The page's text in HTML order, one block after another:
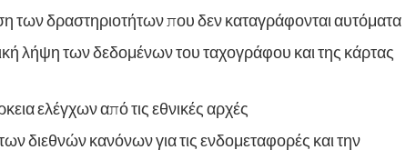
των δραστηριοτήτων που δεν καταγράφονται αυτόματα
λήψη των δεδομένων του ταχογράφου και της κάρτας
ελέγχων από τις εθνικές αρχές
διεθνών κανόνων για τις ενδομεταφορές και την